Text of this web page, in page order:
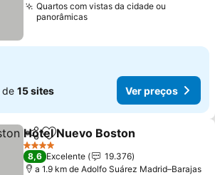
Quartos com vistas da cidade ou
panorâmicas
de 15 sites Ver preços
PartilharAdicionar aos favoritos
Hotel Nuevo Boston
4 Estrelas
8,6 Excelente
19.376
a 1.9 km de Adolfo Suárez Madrid–Barajas